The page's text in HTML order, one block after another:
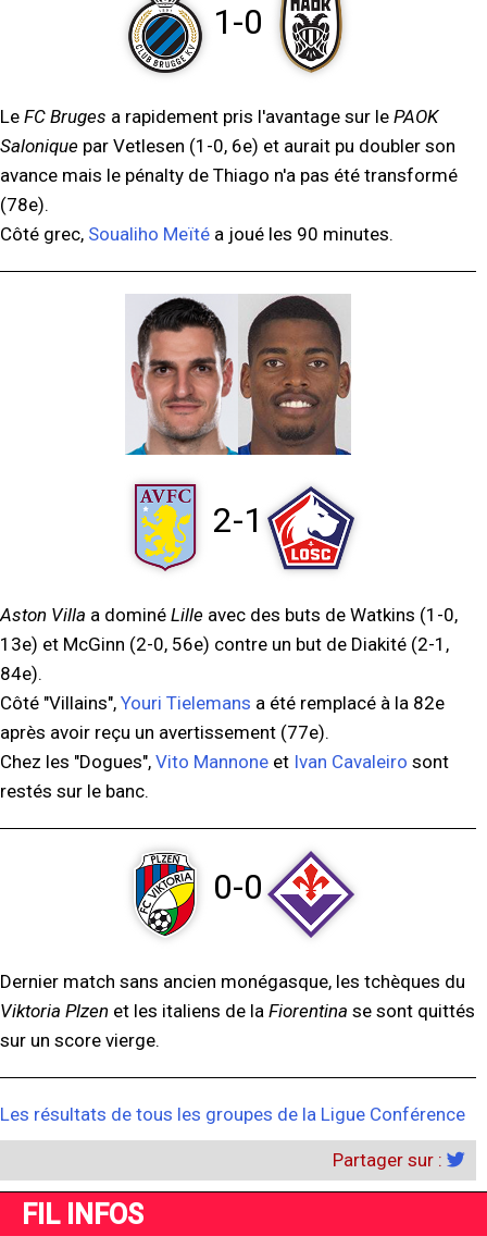
1-0
Le FC Bruges a rapidement pris l'avantage sur le PAOK
Salonique par Vetlesen (1-0, 6e) et aurait pu doubler son
avance mais le pénalty de Thiago n'a pas été transformé
(78e).
Côté grec, Soualiho Meïté a joué les 90 minutes.
2-1
Aston Villa a dominé Lille avec des buts de Watkins (1-0,
13e) et McGinn (2-0, 56e) contre un but de Diakité (2-1,
84e).
Côté "Villains", Youri Tielemans a été remplacé à la 82e
après avoir reçu un avertissement (77e).
Chez les "Dogues", Vito Mannone et Ivan Cavaleiro sont
restés sur le banc.
0-0
Dernier match sans ancien monégasque, les tchèques du
Viktoria Plzen et les italiens de la Fiorentina se sont quittés
sur un score vierge.
Les résultats de tous les groupes de la Ligue Conférence
Partager sur :
FIL INFOS